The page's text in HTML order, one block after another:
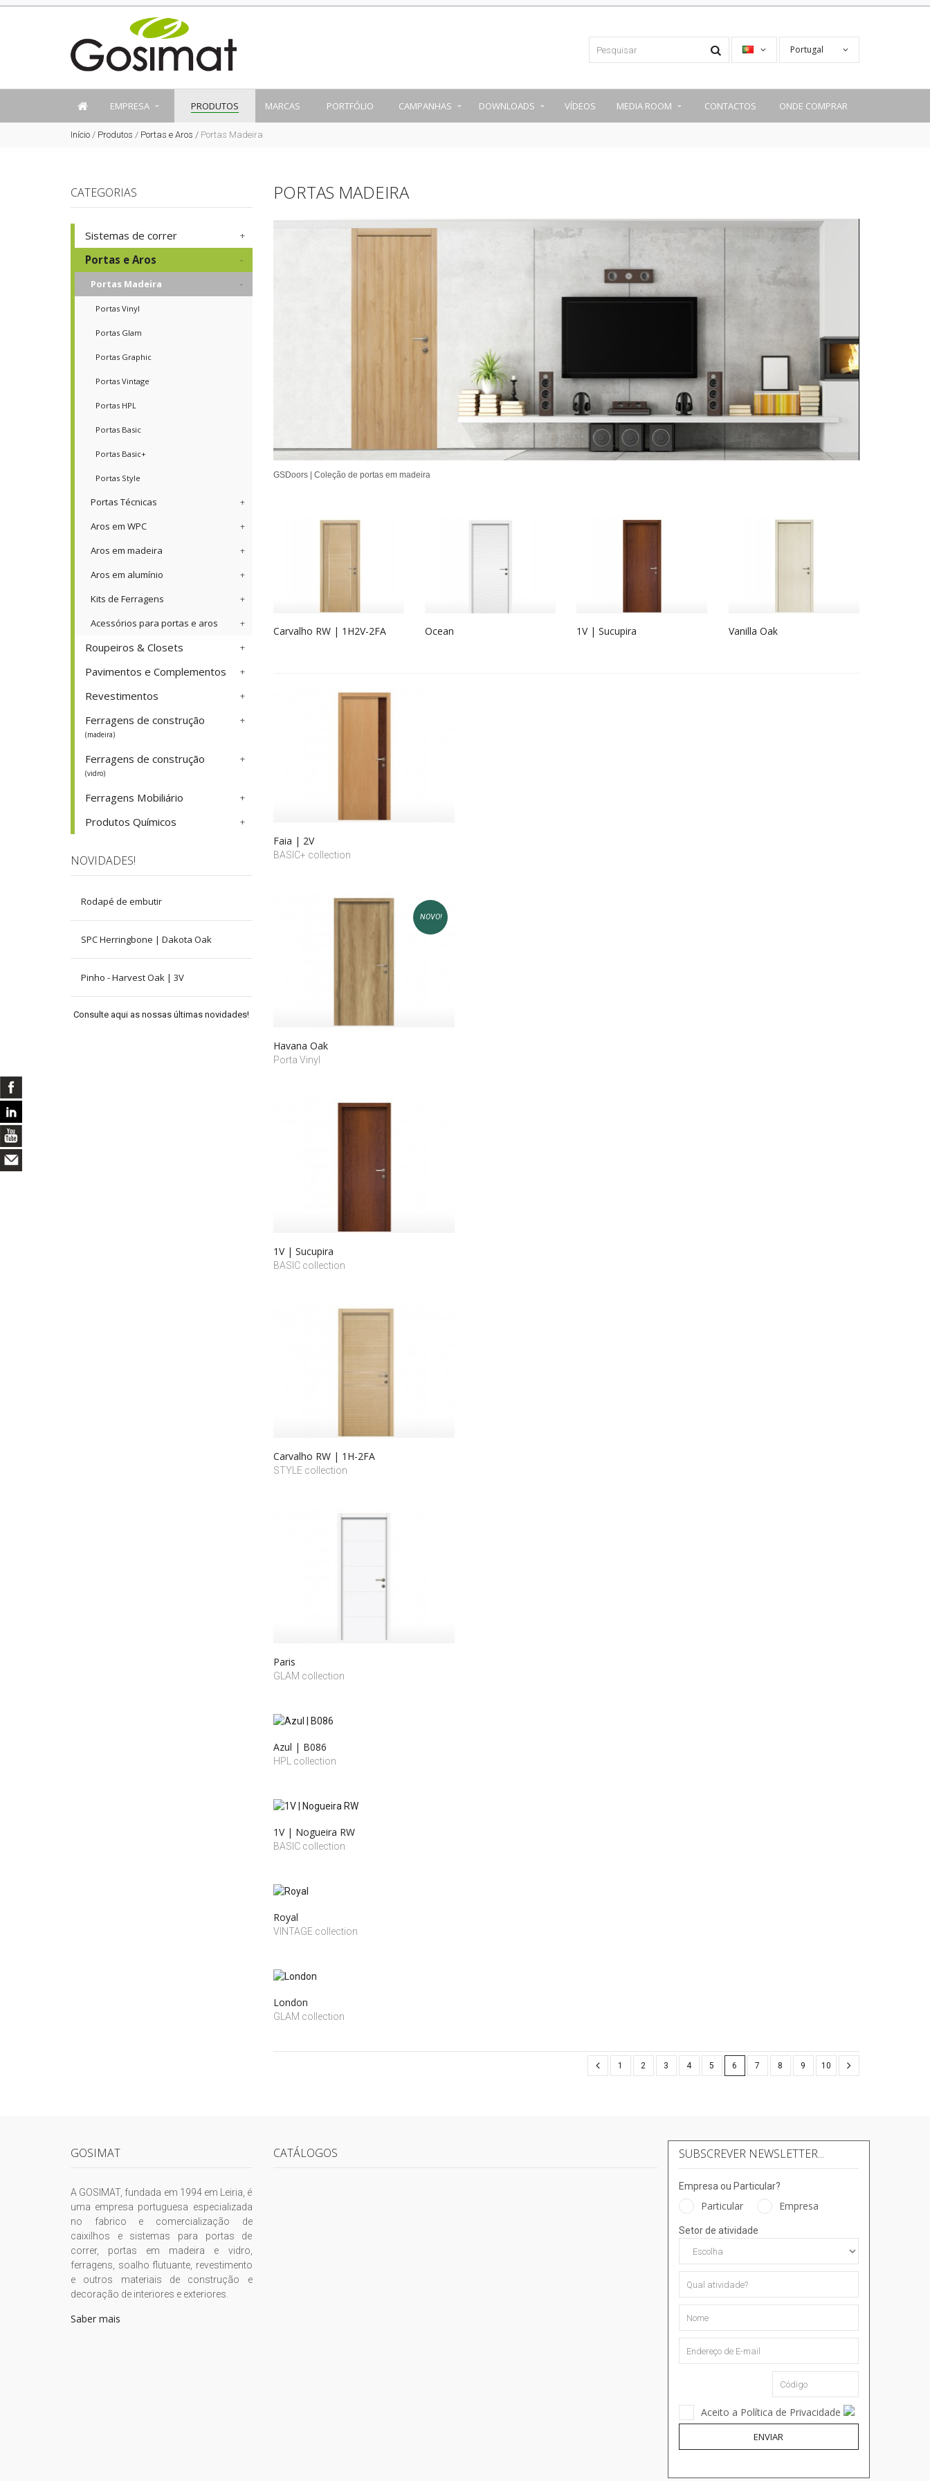
Portugal
EMPRESA PRODUTOS MARCAS PORTFÓLIO CAMPANHAS DOWNLOADS VÍDEOS MEDIA ROOM CONTACTOS ONDE COMPRAR
Início / Produtos / Portas e Aros / Portas Madeira
CATEGORIAS
Sistemas de correr
Portas e Aros
Portas Madeira
Portas Vinyl
Portas Glam
Portas Graphic
Portas Vintage
Portas HPL
Portas Basic
Portas Basic+
Portas Style
Portas Técnicas
Aros em WPC
Aros em madeira
Aros em alumínio
Kits de Ferragens
Acessórios para portas e aros
Roupeiros & Closets
Pavimentos e Complementos
Revestimentos
Ferragens de construção
(madeira)
Ferragens de construção
(vidro)
Ferragens Mobiliário
Produtos Químicos
NOVIDADES!
Rodapé de embutir
SPC Herringbone | Dakota Oak
Pinho - Harvest Oak | 3V
Consulte aqui as nossas últimas novidades!
PORTAS MADEIRA
GSDoors | Coleção de portas em madeira
Carvalho RW | 1H2V-2FA Ocean 1V | Sucupira Vanilla Oak
Faia | 2V
BASIC+ collection
NOVO!
Havana Oak
Porta Vinyl
1V | Sucupira
BASIC collection
Carvalho RW | 1H-2FA
STYLE collection
Paris
GLAM collection
Azul | B086
HPL collection
1V | Nogueira RW
BASIC collection
Royal
VINTAGE collection
London
GLAM collection
1 2 3 4 5 6 7 8 9 10
GOSIMAT
A GOSIMAT, fundada em 1994 em Leiria, é
uma empresa portuguesa especializada
no fabrico e comercialização de
caixilhos e sistemas para portas de
correr, portas em madeira e vidro,
ferragens, soalho flutuante, revestimento
e outros materiais de construção e
decoração de interiores e exteriores.
Saber mais
CATÁLOGOS SUBSCREVER NEWSLETTER...
Empresa ou Particular?
Particular Empresa
Setor de atividade
Aceito a Política de Privacidade
ENVIAR